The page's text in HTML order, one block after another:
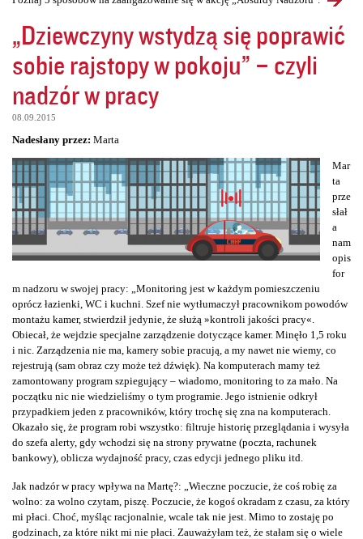
„Dziewczyny wstydzą się poprawić
sobie rajstopy w pokoju” – czyli
nadzór w pracy
08.09.2015
Nadesłany przez: Marta
Mar
ta
prze
słał
a
nam
opis
for
m nadzoru w swojej pracy: „Monitoring jest w każdym pomieszczeniu
oprócz łazienki, WC i kuchni. Szef nie wytłumaczył pracownikom powodów
montażu kamer, stwierdził jedynie, że służą »kontroli jakości pracy«.
Obiecał, że wejdzie specjalne zarządzenie dotyczące kamer. Minęło 1,5 roku
i nic. Zarządzenia nie ma, kamery sobie pracują, a my nawet nie wiemy, co
rejestrują (sam obraz czy może też dźwięk). Na komputerach mamy też
zamontowany program szpiegujący – wiadomo, monitoring to za mało. Na
początku nic nie wiedzieliśmy o tym programie. Jego istnienie odkrył
przypadkiem jeden z pracowników, który trochę się zna na komputerach.
Okazało się, że program robi wszystko: filtruje historię przeglądania i wysyła
do szefa alerty, gdy wchodzi się na strony prywatne (poczta, rachunek
bankowy), oblicza wydajność pracy, czas edycji jednego pliku itd.
Jak nadzór w pracy wpływa na Martę?: „Wieczne poczucie, że coś robię za
wolno: za wolno czytam, piszę. Poczucie, że kogoś okradam z czasu, za który
mi płaci. Choć, myśląc racjonalnie, wcale tak nie jest. Mimo to zostaję po
godzinach, za które nikt mi nie płaci. Zauważyłam też, że stałam się o wiele